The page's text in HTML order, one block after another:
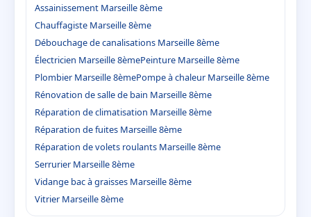
Assainissement Marseille 8ème
Chauffagiste Marseille 8ème
Débouchage de canalisations Marseille 8ème
Électricien Marseille 8èmePeinture Marseille 8ème
Plombier Marseille 8èmePompe à chaleur Marseille 8ème
Rénovation de salle de bain Marseille 8ème
Réparation de climatisation Marseille 8ème
Réparation de fuites Marseille 8ème
Réparation de volets roulants Marseille 8ème
Serrurier Marseille 8ème
Vidange bac à graisses Marseille 8ème
Vitrier Marseille 8ème